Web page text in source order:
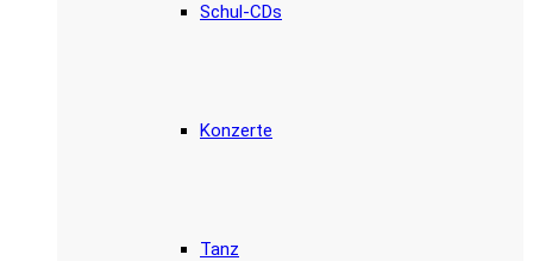
Schul-CDs
Konzerte
Tanz